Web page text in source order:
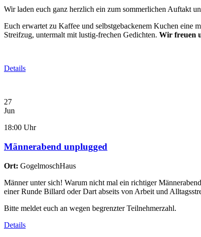
Wir laden euch ganz herzlich ein zum sommerlichen Auftakt
Euch erwartet zu Kaffee und selbstgebackenem Kuchen eine
Streifzug, untermalt mit lustig-frechen Gedichten. Wir freuen
Details
27
Jun
18:00 Uhr
Männerabend unplugged
Ort: GogelmoschHaus
Männer unter sich! Warum nicht mal ein richtiger
einer Runde Billard oder Dart abseits von Arbeit und
Bitte meldet euch an wegen begrenzter Teilnehmerzahl.
Details